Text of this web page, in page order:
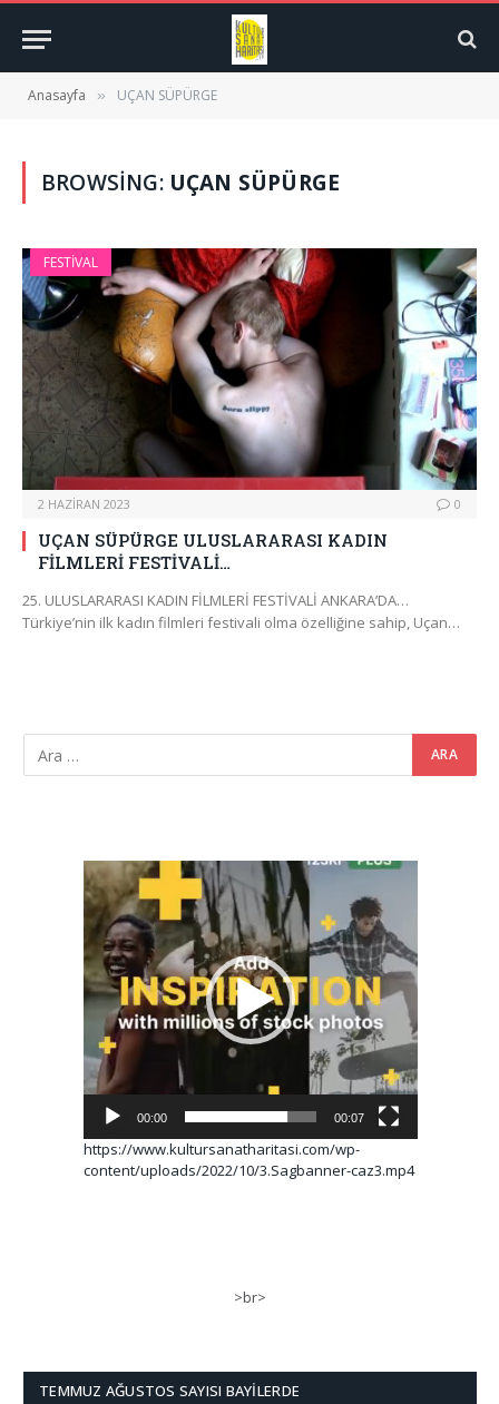
Anasayfa » UÇAN SÜPÜRGE
BROWSING: UÇAN SÜPÜRGE
FESTIVAL
2 HAZIRAN 2023 0
UÇAN SÜPÜRGE ULUSLARARASI KADIN
FİLMLERİ FESTİVALİ…
25. ULUSLARARASI KADIN FİLMLERİ FESTİVALİ ANKARA’DA…
Türkiye’nin ilk kadın filmleri festivali olma özelliğine sahip, Uçan…
Video
oynatıcı
00:00 00:07
https://www.kultursanatharitasi.com/wp-
content/uploads/2022/10/3.Sagbanner-caz3.mp4
>br>
TEMMUZ AĞUSTOS SAYISI BAYILERDE